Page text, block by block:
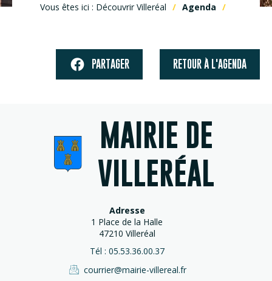
Vous êtes ici : Découvrir Villeréal Agenda
PARTAGER RETOUR À L'AGENDA
MAIRIE DE
VILLERÉAL
Adresse
1 Place de la Halle
47210 Villeréal
Tél : 05.53.36.00.37
courrier@mairie-villereal.fr